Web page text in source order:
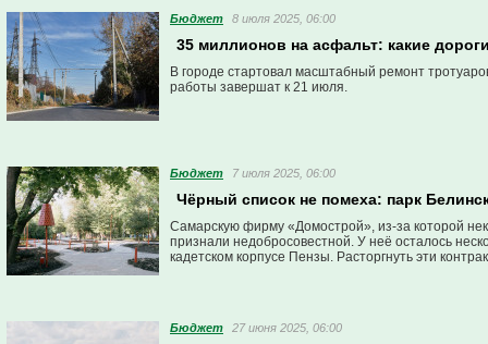
Бюджет 8 июля 2025, 06:00
35 миллионов на асфальт: какие
В городе стартовал масштабный ремонт
работы завершат к 21 июля.
Бюджет 7 июля 2025, 06:00
Чёрный список не помеха: парк
Самарскую фирму «Домострой», из-за которой
признали недобросовестной. У неё осталось
кадетском корпусе Пензы. Расторгнуть эти
Бюджет 27 июня 2025, 06:00